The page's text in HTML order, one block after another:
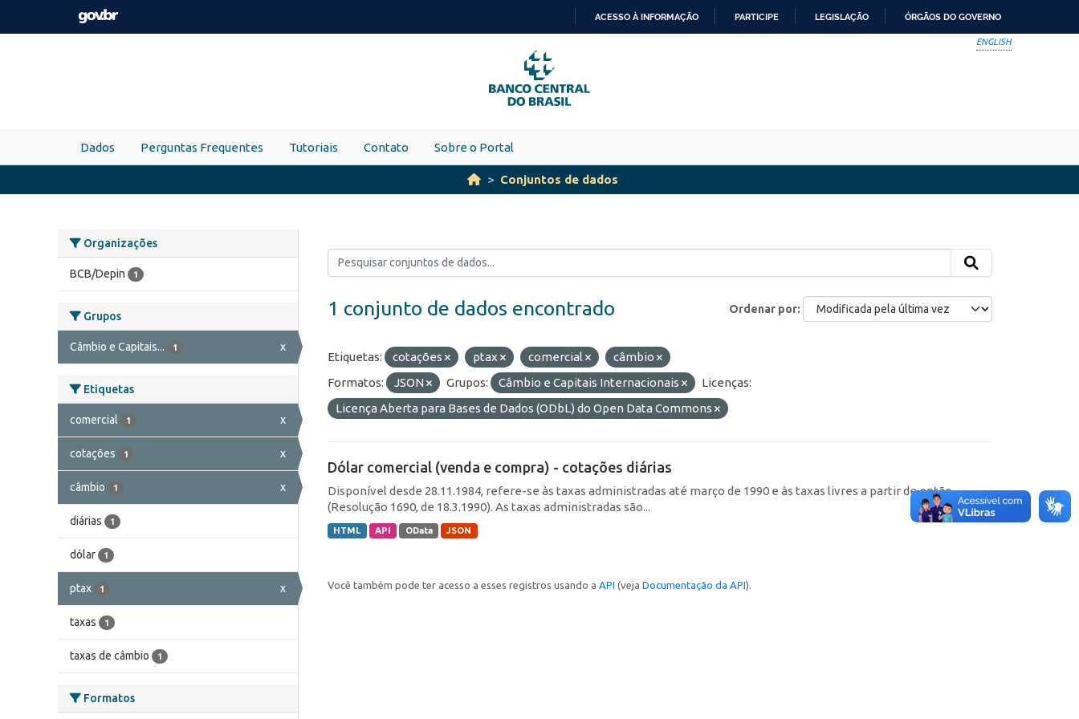
Skip to main content
PARA
O
CONTEÚDO
ACESSO À INFORMAÇÃO PARTICIPE LEGISLAÇÃO ÓRGÃOS DO GOVERNO
ENGLISH
Dados Perguntas Frequentes Tutoriais Contato Sobre o Portal
Conjuntos de dados
Organizações
BCB/Depin 1
Grupos
Câmbio e Capitais... 1 x
Etiquetas
comercial 1 x
cotações 1 x
câmbio 1 x
diárias 1
dólar 1
ptax 1 x
taxas 1
taxas de câmbio 1
Formatos
Ordenar por
1 conjunto de dados encontrado
Etiquetas: cotações ptax comercial
câmbio
Formatos:
JSON Grupos: Câmbio e Capitais Internacionais
Licenças:
Licença Aberta para Bases de Dados (ODbL) do Open Data Commons
Dólar comercial (venda e compra) - cotações diárias
Disponível desde 28.11.1984, refere-se às taxas administradas até março de 1990 e às taxas livres a partir de então
(Resolução 1690, de 18.3.1990). As taxas administradas são...
HTML API OData JSON
Você também pode ter acesso a esses registros usando a API (veja Documentação da API).